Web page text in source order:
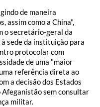
de maneira
assim como a China",
o secretário-geral da
sede da instituição para
protocolar com
de uma "maior
referência direta ao
a decisão dos Estados
Afeganistão sem consultar
militar.